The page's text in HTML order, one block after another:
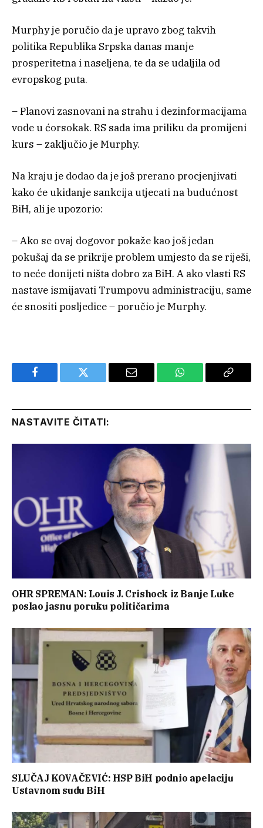
Murphy je poručio da je upravo zbog takvih
politika Republika Srpska danas manje
prosperitetna i naseljena, te da se udaljila od
evropskog puta.
– Planovi zasnovani na strahu i dezinformacijama
vode u ćorsokak. RS sada ima priliku da promijeni
kurs – zaključio je Murphy.
Na kraju je dodao da je još prerano procjenjivati
kako će ukidanje sankcija utjecati na budućnost
BiH, ali je upozorio:
– Ako se ovaj dogovor pokaže kao još jedan
pokušaj da se prikrije problem umjesto da se riješi,
to neće donijeti ništa dobro za BiH. A ako vlasti RS
nastave ismijavati Trumpovu administraciju, same
će snositi posljedice – poručio je Murphy.
Facebook Twitter Email WhatsApp Copy
NASTAVITE ČITATI:
OHR SPREMAN: Louis J. Crishock iz Banje Luke
poslao jasnu poruku političarima
SLUČAJ KOVAČEVIĆ: HSP BiH podnio apelaciju
Ustavnom sudu BiH